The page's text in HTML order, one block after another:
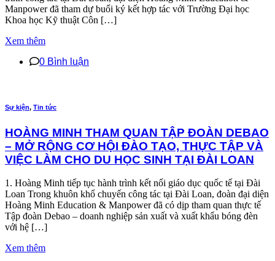
Manpower đã tham dự buổi ký kết hợp tác với Trường Đại học
Khoa học Kỹ thuật Côn […]
Xem thêm
0 Bình luận
Sự kiện, Tin tức
HOÀNG MINH THAM QUAN TẬP ĐOÀN DEBAO
– MỞ RỘNG CƠ HỘI ĐÀO TẠO, THỰC TẬP VÀ
VIỆC LÀM CHO DU HỌC SINH TẠI ĐÀI LOAN
1. Hoàng Minh tiếp tục hành trình kết nối giáo dục quốc tế tại Đài
Loan Trong khuôn khổ chuyến công tác tại Đài Loan, đoàn đại diện
Hoàng Minh Education & Manpower đã có dịp tham quan thực tế
Tập đoàn Debao – doanh nghiệp sản xuất và xuất khẩu bóng đèn
với hệ […]
Xem thêm